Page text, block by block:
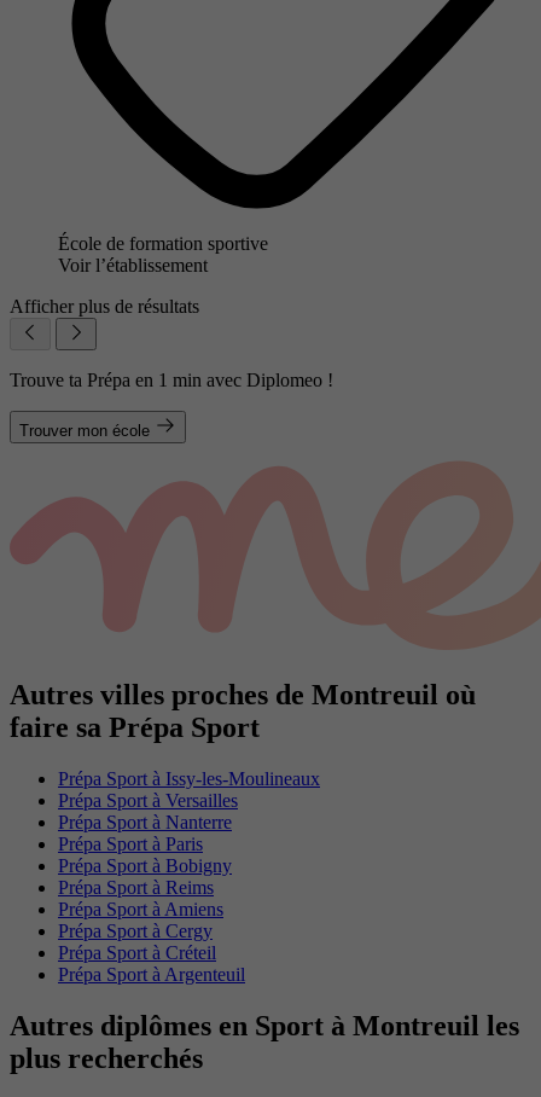
École de formation sportive
Voir l’établissement
Afficher plus de résultats
Trouve ta Prépa en 1 min avec Diplomeo !
Trouver mon école
Autres villes proches de Montreuil où
faire sa Prépa Sport
Prépa Sport à Issy-les-Moulineaux
Prépa Sport à Versailles
Prépa Sport à Nanterre
Prépa Sport à Paris
Prépa Sport à Bobigny
Prépa Sport à Reims
Prépa Sport à Amiens
Prépa Sport à Cergy
Prépa Sport à Créteil
Prépa Sport à Argenteuil
Autres diplômes en Sport à Montreuil les
plus recherchés